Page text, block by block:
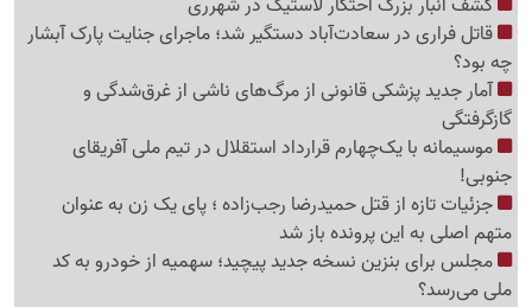
قاتل فراری در سعادت‌آباد دستگیر شد؛ ماجرای جنایت پارک آبشار
چه بود؟
آمار جدید پزشکی قانونی از مرگ‌های ناشی از غرق‌شدگی و
گازگرفتگی
موسیمانه با یک‌چهارم قرارداد استقلال در تیم ملی آفریقای
جنوبی!
جزئیات تازه از قتل حمیدرضا رجب‌زاده ؛ پای یک زن به عنوان
متهم اصلی به این پرونده باز شد
مجلس برای بنزین نسخه جدید پیچید؛ سهمیه از خودرو به کد
ملی می‌رسد؟